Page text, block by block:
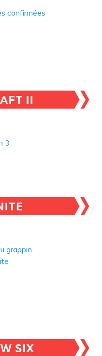
confirmées
3
grappin